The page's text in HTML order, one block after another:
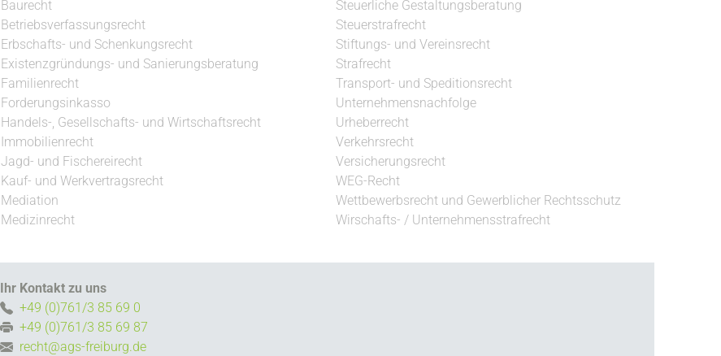
Baurecht
Betriebsverfassungsrecht
Erbschafts- und Schenkungsrecht
Existenzgründungs- und Sanierungsberatung
Familienrecht
Forderungsinkasso
Handels-, Gesellschafts- und Wirtschaftsrecht
Immobilienrecht
Jagd- und Fischereirecht
Kauf- und Werkvertragsrecht
Mediation
Medizinrecht
Steuerliche Gestaltungsberatung
Steuerstrafrecht
Stiftungs- und Vereinsrecht
Strafrecht
Transport- und Speditionsrecht
Unternehmensnachfolge
Urheberrecht
Verkehrsrecht
Versicherungsrecht
WEG-Recht
Wettbewerbsrecht und Gewerblicher Rechtsschutz
Wirschafts- / Unternehmensstrafrecht
Ihr Kontakt zu uns
+49 (0)761/3 85 69 0
+49 (0)761/3 85 69 87
recht@ags-freiburg.de